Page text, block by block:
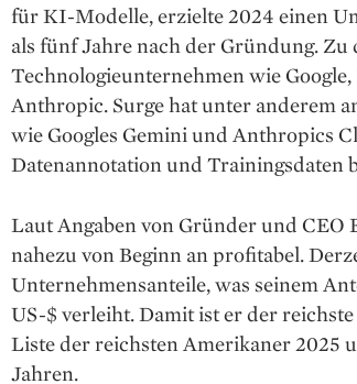
für KI-Modelle, erzielte 2024 einen
als fünf Jahre nach der Gründung. Zu
Technologieunternehmen wie
Anthropic. Surge hat unter anderem
wie Googles Gemini und Anthropics
Datenannotation und Trainingsdaten
Laut Angaben von Gründer und
nahezu von Beginn an profitabel.
Unternehmensanteile, was seinem
US-$ verleiht. Damit ist er der
Liste der reichsten Amerikaner 2025
Jahren.